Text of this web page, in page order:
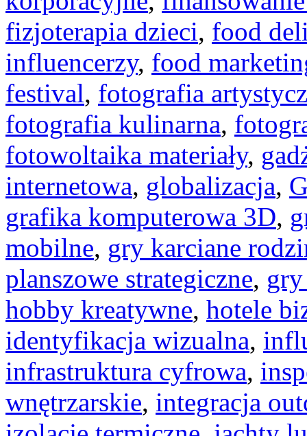
fizjoterapia dzieci, food
influencerzy, food
festival, fotografia
fotografia kulinarna,
fotowoltaika materiały,
internetowa, globalizacja,
grafika komputerowa 3D,
mobilne, gry karciane
planszowe strategiczne, gry
hobby kreatywne, hotele
identyfikacja wizualna,
infrastruktura cyfrowa,
wnętrzarskie, integracja